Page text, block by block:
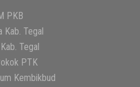
PKB
Kab. Tegal
Tegal
PTK
Kembikbud